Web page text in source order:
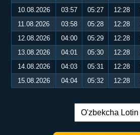
10.08.2026
03:57 05:27 12:28
11.08.2026
03:58 05:28 12:28
12.08.2026
04:00 05:29 12:28
13.08.2026
04:01 05:30 12:28
14.08.2026
04:03 05:31 12:28
15.08.2026
04:04 05:32 12:28
Tilni almashtirish: